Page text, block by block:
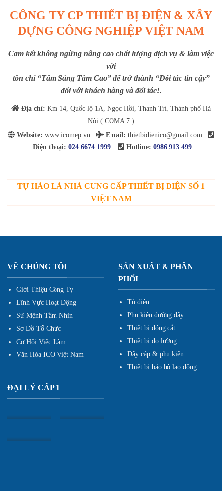
CÔNG TY CP THIẾT BỊ ĐIỆN & XÂY
DỰNG CÔNG NGHIỆP VIỆT NAM
Cam kết không ngừng nâng cao chất lượng dịch vụ & làm việc
với
tôn chỉ “Tâm Sáng Tầm Cao” để trở thành “Đối tác tin cậy”
đối với khách hàng và đối tác!.
Địa chỉ: Km 14, Quốc lộ 1A, Ngọc Hồi, Thanh Trì, Thành phố Hà
Nội ( COMA 7 )
Website: www.icomep.vn | Email: thietbidienico@gmail.com |
Điện thoại: 024 6674 1999 | Hotline: 0986 913 499
TỰ HÀO LÀ NHÀ CUNG CẤP THIẾT BỊ ĐIỆN SỐ 1
VIỆT NAM
VỀ CHÚNG TÔI
Giới Thiệu Công Ty
Lĩnh Vực Hoạt Động
Sứ Mệnh Tầm Nhìn
Sơ Đồ Tổ Chức
Cơ Hội Việc Làm
Văn Hóa ICO Việt Nam
SẢN XUẤT & PHÂN
PHỐI
Tủ điện
Phụ kiện đường dây
Thiết bị đóng cắt
Thiết bị đo lường
Dây cáp & phụ kiện
Thiết bị bảo hộ lao động
ĐẠI LÝ CẤP 1